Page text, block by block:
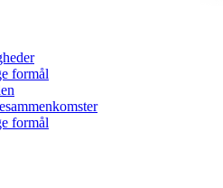
formål
formål